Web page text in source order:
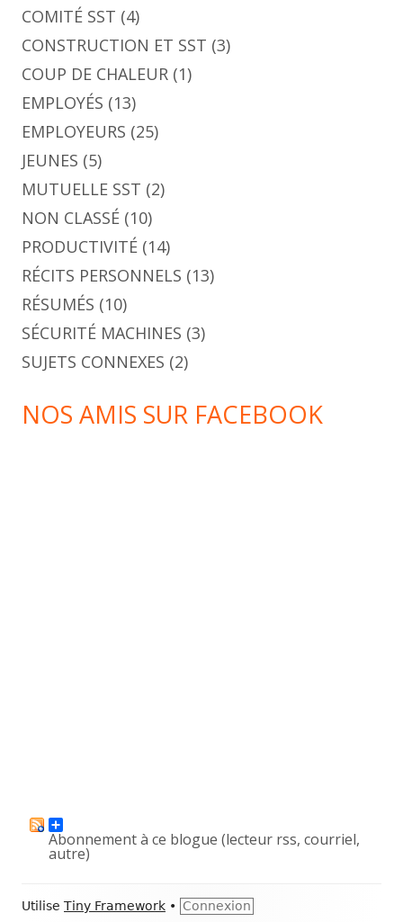
COMITÉ SST (4)
CONSTRUCTION ET SST (3)
COUP DE CHALEUR (1)
EMPLOYÉS (13)
EMPLOYEURS (25)
JEUNES (5)
MUTUELLE SST (2)
NON CLASSÉ (10)
PRODUCTIVITÉ (14)
RÉCITS PERSONNELS (13)
RÉSUMÉS (10)
SÉCURITÉ MACHINES (3)
SUJETS CONNEXES (2)
NOS AMIS SUR FACEBOOK
Abonnement à ce blogue (lecteur rss, courriel,
autre)
Contenu
Utilise Tiny Framework • Connexion